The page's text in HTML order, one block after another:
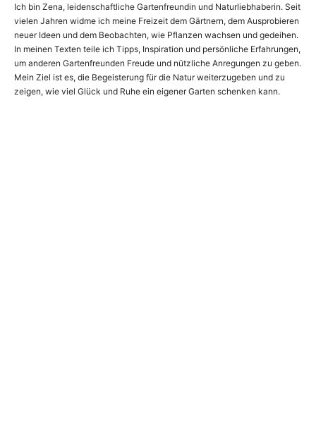
Ich bin Zena, leidenschaftliche Gartenfreundin und Naturliebhaberin. Seit
vielen Jahren widme ich meine Freizeit dem Gärtnern, dem Ausprobieren
neuer Ideen und dem Beobachten, wie Pflanzen wachsen und gedeihen.
In meinen Texten teile ich Tipps, Inspiration und persönliche Erfahrungen,
um anderen Gartenfreunden Freude und nützliche Anregungen zu geben.
Mein Ziel ist es, die Begeisterung für die Natur weiterzugeben und zu
zeigen, wie viel Glück und Ruhe ein eigener Garten schenken kann.